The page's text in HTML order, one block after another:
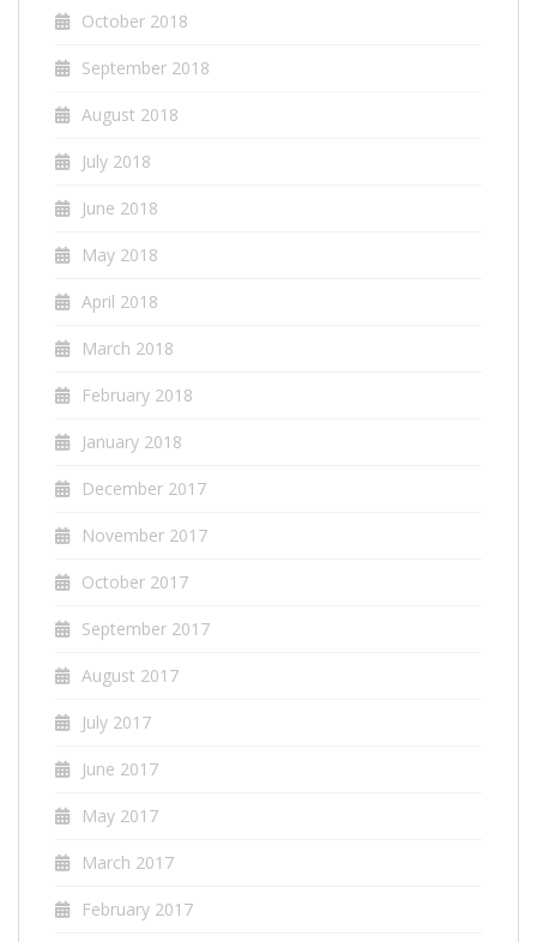
October 2018
September 2018
August 2018
July 2018
June 2018
May 2018
April 2018
March 2018
February 2018
January 2018
December 2017
November 2017
October 2017
September 2017
August 2017
July 2017
June 2017
May 2017
March 2017
February 2017